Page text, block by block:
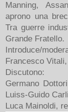
Manning,
aprono una
Tra guerre
Grande Fratello.
Introduce/
Francesco
Discutono:
Germano
Luiss-Guido Carli
Luca Mainoldi,